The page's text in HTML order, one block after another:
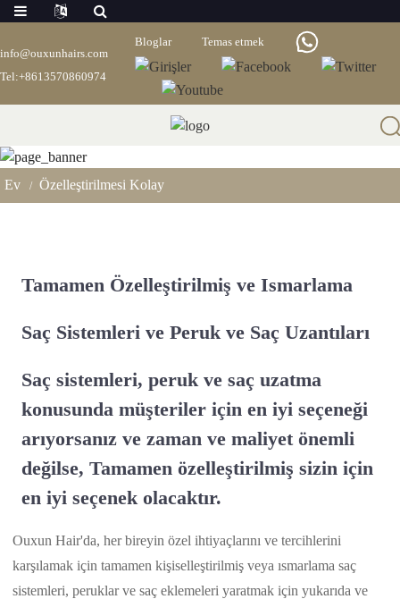
info@ouxunhairs.com
Tel:+8613570860974
Bloglar Temas etmek
Özelleştirilmesi Kolay
Ev Özelleştirilmesi Kolay
Tamamen Özelleştirilmiş ve Ismarlama
Saç Sistemleri ve Peruk ve Saç Uzantıları
Saç sistemleri, peruk ve saç uzatma
konusunda müşteriler için en iyi seçeneği
arıyorsanız ve zaman ve maliyet önemli
değilse, Tamamen özelleştirilmiş sizin için
en iyi seçenek olacaktır.
Ouxun Hair'da, her bireyin özel ihtiyaçlarını ve tercihlerini
karşılamak için tamamen kişiselleştirilmiş veya ısmarlama saç
sistemleri, peruklar ve saç eklemeleri yaratmak için yukarıda ve